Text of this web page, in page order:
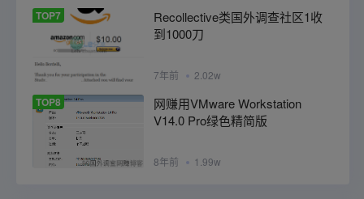
TOP7
Recollective类国外调查社区1收
到1000刀
7年前 2.02w
TOP8
网赚用VMware Workstation
V14.0 Pro绿色精简版
8年前 1.99w